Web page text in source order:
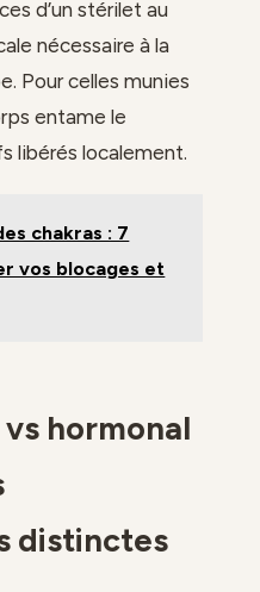
d’un stérilet au
nécessaire à la
Pour celles munies
entame le
libérés localement.
chakras : 7
vos blocages et
hormonal
distinctes